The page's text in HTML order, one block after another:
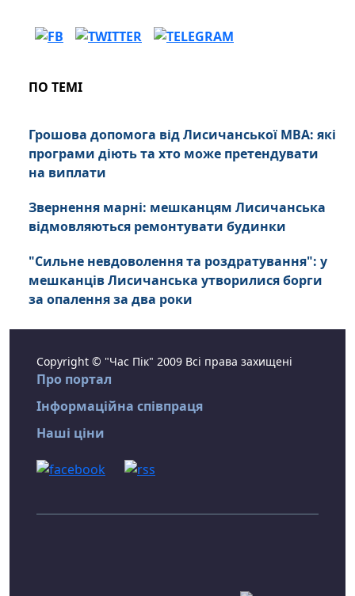
ПО ТЕМІ
Грошова допомога від Лисичанської МВА: які
програми діють та хто може претендувати
на виплати
Звернення марні: мешканцям Лисичанська
відмовляються ремонтувати будинки
"Сильне невдоволення та роздратування": у
мешканців Лисичанська утворилися борги
за опалення за два роки
Copyright © "Час Пік" 2009 Всі права захищені
Про портал
Інформаційна співпраця
Наші ціни